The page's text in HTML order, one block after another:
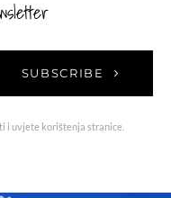
SUBSCRIBE
i uvjete korištenja stranice.